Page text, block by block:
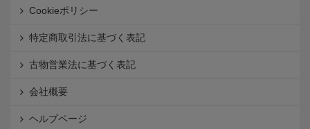
Cookieポリシー
特定商取引法に基づく表記
古物営業法に基づく表記
会社概要
ヘルプページ